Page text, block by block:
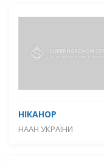
НІКАНОР
НААН УКРАЇНИ